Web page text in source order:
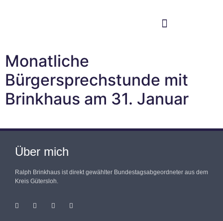
Monatliche
Bürgersprechstunde mit
Brinkhaus am 31. Januar
Über mich
Ralph Brinkhaus ist direkt gewählter Bundestagsabgeordneter aus dem
Kreis Gütersloh.